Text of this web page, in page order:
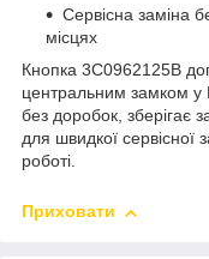
Сервісна заміна
місцях
Кнопка 3C0962125B
центральним замком у
без доробок, зберігає
для швидкої сервісної
роботі.
Приховати